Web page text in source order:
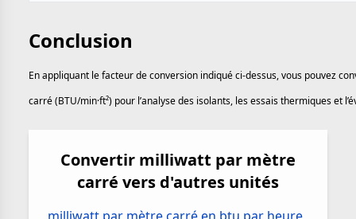
Conclusion
En appliquant le facteur de conversion indiqué ci-dessus, vous pouvez
carré (BTU/min·ft²) pour l’analyse des isolants, les essais thermiques et
Convertir milliwatt par mètre
carré vers d'autres unités